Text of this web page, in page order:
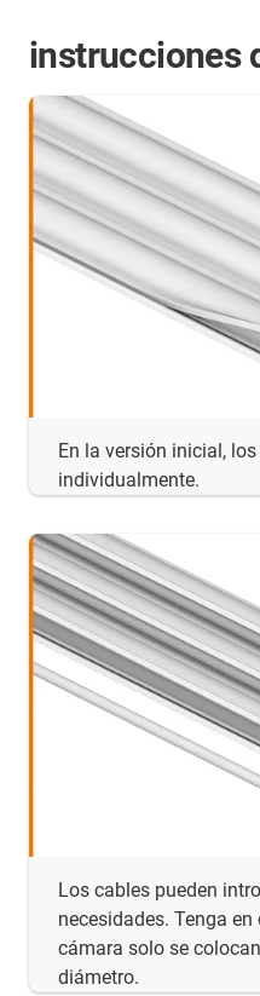
instrucciones
En la versión inicial,
individualmente.
Los cables pueden
necesidades. Tenga
cámara solo se
diámetro.